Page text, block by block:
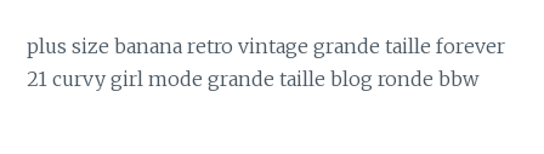
plus size banana retro vintage grande taille forever
21 curvy girl mode grande taille blog ronde bbw